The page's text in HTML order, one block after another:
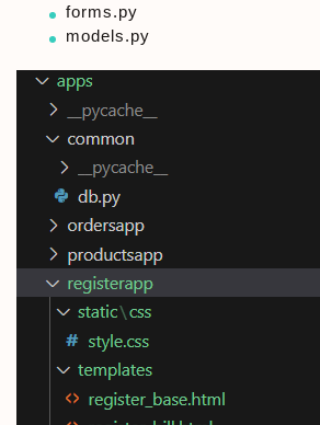
forms.py
models.py